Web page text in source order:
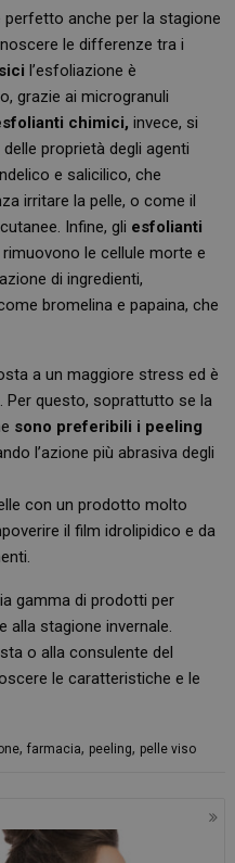
perfetto anche per la stagione
le differenze tra i
l’esfoliazione è
grazie ai microgranuli
chimici, invece, si
proprietà degli agenti
e salicilico, che
irritare la pelle, o come il
Infine, gli esfolianti
rimuovono le cellule morte e
di ingredienti,
bromelina e papaina, che
a un maggiore stress ed è
Per questo, soprattutto se la
sono preferibili i peeling
l’azione più abrasiva degli
con un prodotto molto
il film idrolipidico e da
gamma di prodotti per
alla stagione invernale.
o alla consulente del
le caratteristiche e le
,farmacia, peeling, pelle viso